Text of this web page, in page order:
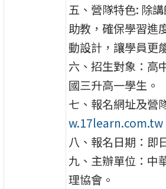
五、營隊特色: 除
助教，確保學習進
動設計，讓學員更
六、招生對象：高
國三升高一學生。
七、報名網址及營
w.17learn.com.tw
八、報名日期：即
九、主辦單位：中
理協會。